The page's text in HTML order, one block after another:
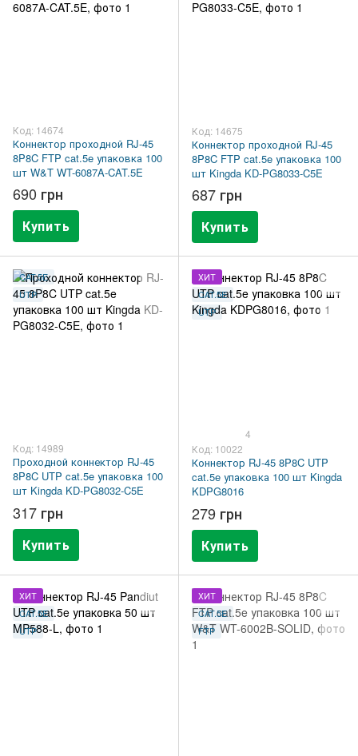
Код: 14674
Коннектор проходной RJ-45
8P8C FTP cat.5e упаковка 100
шт W&T WT-6087A-CAT.5E
690 грн
Купить
Код: 14675
Коннектор проходной RJ-45
8P8C FTP cat.5e упаковка 100
шт Kingda KD-PG8033-C5E
687 грн
Купить
CAT.5E
UTP
Код: 14989
Проходной коннектор RJ-45
8P8C UTP cat.5e упаковка 100
шт Kingda KD-PG8032-C5E
317 грн
Купить
ХИТ
CAT.5E
UTP
4
Код: 10022
Коннектор RJ-45 8P8C UTP
cat.5e упаковка 100 шт Kingda
KDPG8016
279 грн
Купить
ХИТ
CAT.5E
UTP
ХИТ
CAT.5E
FTP